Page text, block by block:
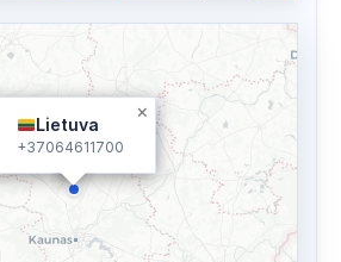
Lietuva
+37064611700
×